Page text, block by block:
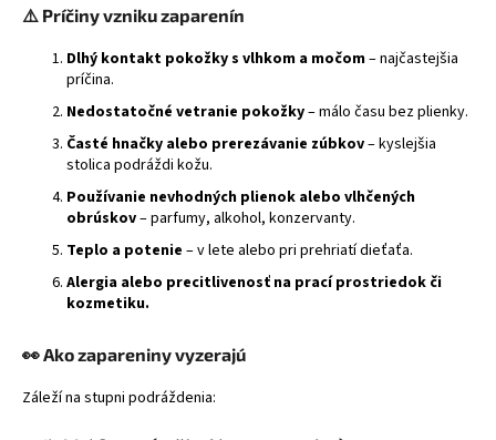
⚠️ Príčiny vzniku zaparenín
Dlhý kontakt pokožky s vlhkom a močom– najčastejšia
príčina.
Nedostatočné vetranie pokožky– málo času bez plienky.
Časté hnačky alebo prerezávanie zúbkov– kyslejšia
stolica podráždi kožu.
Používanie nevhodných plienok alebo vlhčených
obrúskov– parfumy, alkohol, konzervanty.
Teplo a potenie – v lete alebo pri prehriatí dieťaťa.
Alergia alebo precitlivenosť na prací prostriedok či
kozmetiku.
👀Ako zapareniny vyzerajú
Záleží na stupni podráždenia: